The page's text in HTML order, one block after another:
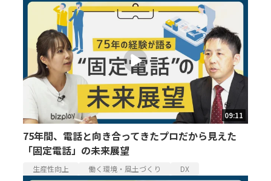
09:11
75年間、電話と向き合ってきたプロだから見えた
「固定電話」の未来展望
生産性向上 働く環境・風土づくり DX